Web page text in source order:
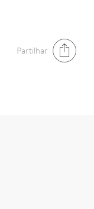
Partilhar